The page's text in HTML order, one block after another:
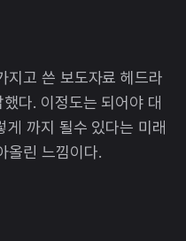
지고 쓴 보도자료 헤드라
다. 이정도는 되어야 대
까지 될수 있다는 미래
올린 느낌이다.